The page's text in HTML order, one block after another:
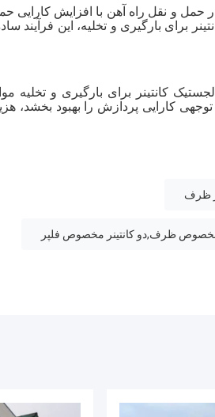
حمل و نقل راه آهن با افزایش
برای بارگیری و تخلیه، این
لجستیک کانتینر برای بارگیری و
توجهی کارایی پردازش را بهبود بخشد،
ظرف
مخصوص ظرف,دو کانتینر مخصوص فلپر